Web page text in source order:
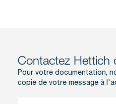
Contactez Hettich
Pour votre documentation,
copie de votre message à